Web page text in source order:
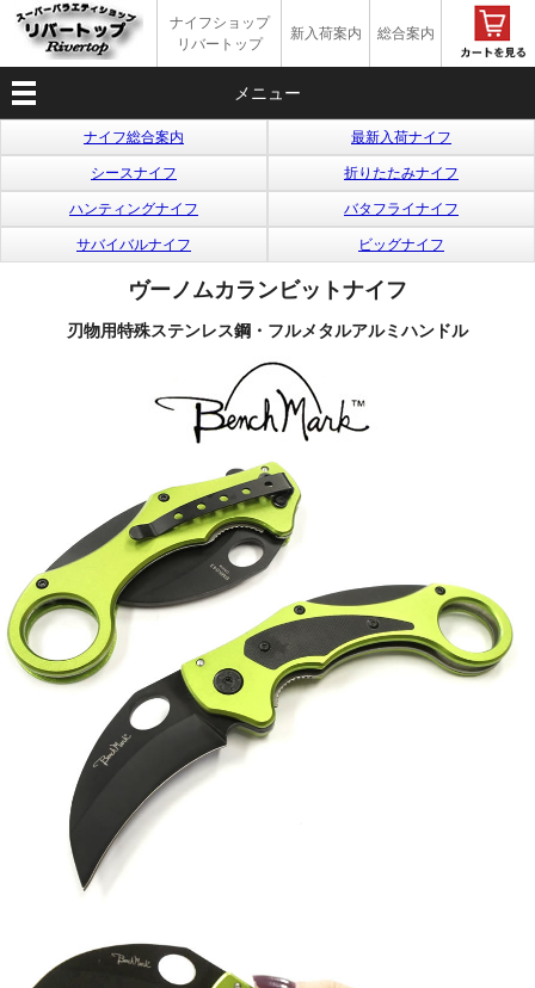
ナイフショップ
リバートップ
新入荷案内 総合案内
メニュー
ナイフ総合案内 最新入荷ナイフ
シースナイフ 折りたたみナイフ
ハンティングナイフ バタフライナイフ
サバイバルナイフ ビッグナイフ
ヴーノムカランビットナイフ
刃物用特殊ステンレス鋼・フルメタルアルミハンドル